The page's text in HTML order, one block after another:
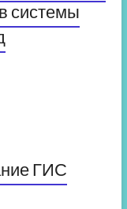
системы
ГИС